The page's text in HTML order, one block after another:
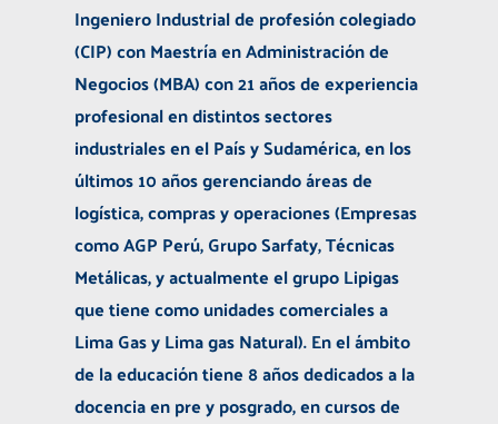
Ingeniero Industrial de profesión colegiado
(CIP) con Maestría en Administración de
Negocios (MBA) con 21 años de experiencia
profesional en distintos sectores
industriales en el País y Sudamérica, en los
últimos 10 años gerenciando áreas de
logística, compras y operaciones (Empresas
como AGP Perú, Grupo Sarfaty, Técnicas
Metálicas, y actualmente el grupo Lipigas
que tiene como unidades comerciales a
Lima Gas y Lima gas Natural). En el ámbito
de la educación tiene 8 años dedicados a la
docencia en pre y posgrado, en cursos de